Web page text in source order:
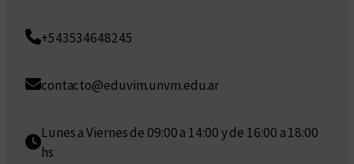
+543534648245
contacto@eduvim.unvm.edu.ar
Lunes a Viernes de 09:00 a 14:00 y de 16:00 a 18:00
hs